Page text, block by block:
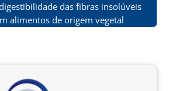
das fibras insolúveis
alimentos de origem vegetal